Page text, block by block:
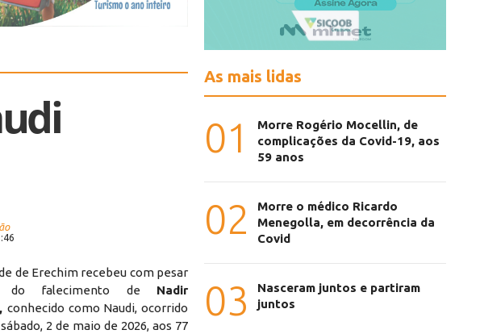
de Erechim recebeu com pesar
do falecimento de Nadir
, conhecido como Naudi, ocorrido
2 de maio de 2026, aos 77
As mais lidas
01
Morre Rogério Mocellin, de
complicações da Covid-19, aos
59 anos
02
Morre o médico Ricardo
Menegolla, em decorrência da
Covid
03
Nasceram juntos e partiram
juntos